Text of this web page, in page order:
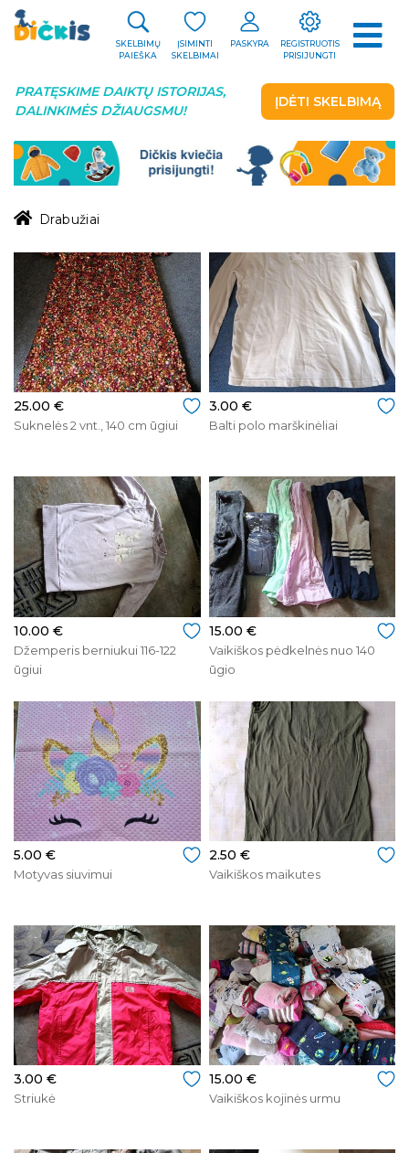
SKELBIMŲ
PAIEŠKA
ĮSIMINTI
SKELBIMAI
PASKYRA
REGISTRUOTIS
PRISIJUNGTI
PRATĘSKIME DAIKTŲ ISTORIJAS,
DALINKIMĖS DŽIAUGSMU!
ĮDĖTI SKELBIMĄ
Drabužiai
25.00 €
Suknelės 2 vnt., 140 cm ūgiui
3.00 €
Balti polo marškinėliai
10.00 €
Džemperis berniukui 116-122
ūgiui
15.00 €
Vaikiškos pėdkelnės nuo 140
ūgio
5.00 €
Motyvas siuvimui
2.50 €
Vaikiškos maikutes
3.00 €
Striukė
15.00 €
Vaikiškos kojinės urmu